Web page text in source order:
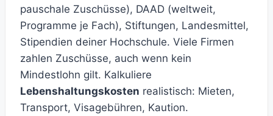
pauschale Zuschüsse), DAAD (weltweit,
Programme je Fach), Stiftungen, Landesmittel,
Stipendien deiner Hochschule. Viele Firmen
zahlen Zuschüsse, auch wenn kein
Mindestlohn gilt. Kalkuliere
Lebenshaltungskosten realistisch: Mieten,
Transport, Visagebühren, Kaution.